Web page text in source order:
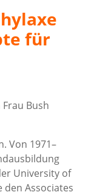
für
Bush
Von 1971–
University of
den Associates